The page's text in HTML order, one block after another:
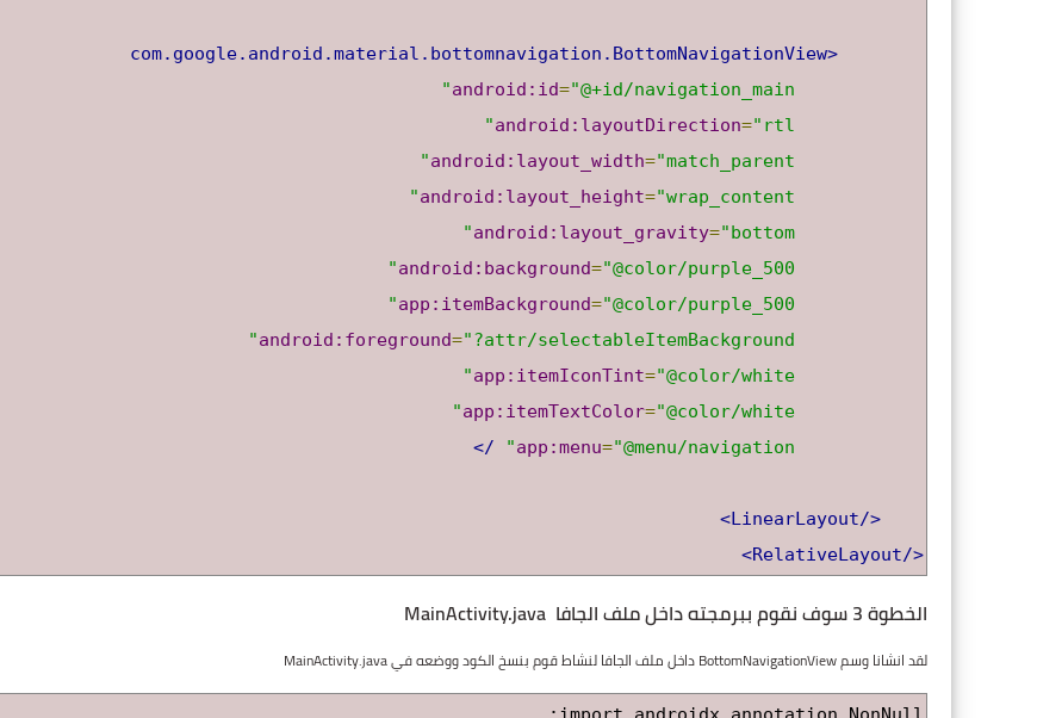
<com.google.android.material.bottomnavigation.BottomNavigationView
android:id="@+id/navigation_main"
android:layoutDirection="rtl"
android:layout_width="match_parent"
android:layout_height="wrap_content"
android:layout_gravity="bottom"
android:background="@color/purple_500"
app:itemBackground="@color/purple_500"
android:foreground="?attr/selectableItemBackground"
app:itemIconTint="@color/white"
app:itemTextColor="@color/white"
app:menu="@menu/navigation"
/>
</LinearLayout>
</RelativeLayout>
الخطوة 3 سوف نقوم ببرمجته داخل ملف الجافا MainActivity.java
لقد انشانا وسم BottomNavigationView داخل ملف الجافا لنشاط قوم بنسخ الكود ووضعه في MainActivity.java